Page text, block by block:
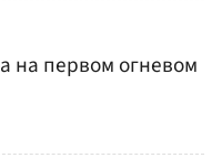
на первом огневом